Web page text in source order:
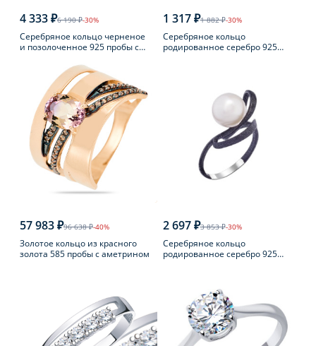
4 333 ₽6 190 ₽-30%
Серебряное кольцо черненое
и позолоченное 925 пробы с
1 317 ₽1 882 ₽-30%
Серебряное кольцо
родированное серебро 925
57 983 ₽96 638 ₽-40%
Золотое кольцо из красного
золота 585 пробы с аметрином
2 697 ₽3 853 ₽-30%
Серебряное кольцо
родированное серебро 925